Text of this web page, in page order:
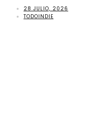
28 JULIO, 2026
TODOINDIE